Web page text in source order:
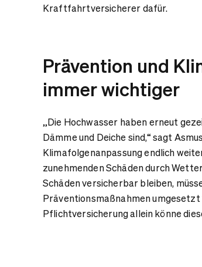
Kraftfahrtversicherer dafür.
Prävention und
immer wichtiger
„Die Hochwasser haben erneut
Dämme und Deiche sind,“ sagt
Klimafolgenanpassung endlich
zunehmenden Schäden durch
Schäden versicherbar bleiben,
Präventionsmaßnahmen umgesetzt
Pflichtversicherung allein könne